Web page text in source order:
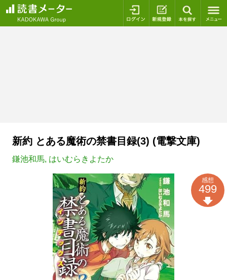
ログイン 新規登録
新約 とある魔術の禁書目録(3) (電撃文庫)
鎌池和馬, はいむらきよたか
感想
499